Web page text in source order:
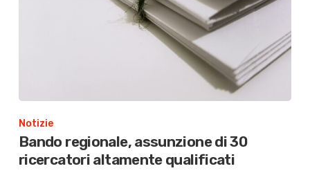
Notizie
Bando regionale, assunzione di 30
ricercatori altamente qualificati